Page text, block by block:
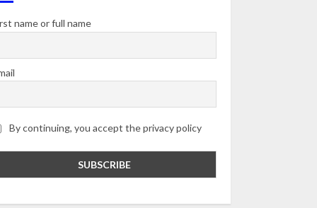
name or full name
By continuing, you accept the privacy policy